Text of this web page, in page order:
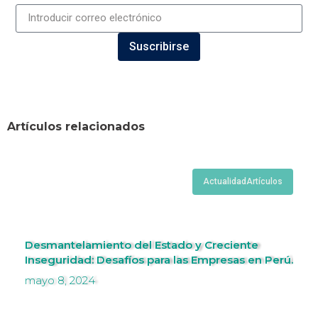
Suscribirse
Artículos relacionados
Actualidad Artículos
Desmantelamiento del Estado y Creciente
Inseguridad: Desafíos para las Empresas en Perú.
mayo 8, 2024